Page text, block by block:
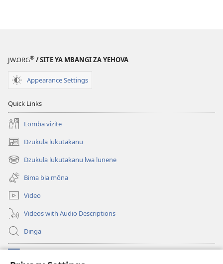
JW.ORG® / SITE YA MBANGI ZA YEHOVA
Appearance Settings
Quick Links
Lomba vizite
Dzukula lukutakanu
(opens
new
window)
Dzukula lukutakanu lwa lunene
(opens
new
window)
Bima bia môna
Video
Videos with Audio Descriptions
Dinga
(opens